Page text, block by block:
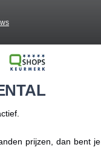
prijzen, dan bent je